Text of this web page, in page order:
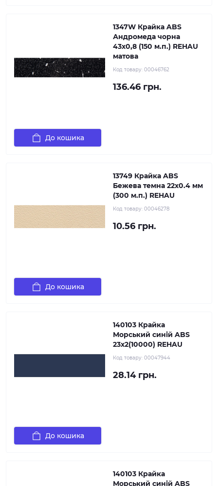
1347W Крайка ABS
Андромеда чорна
43х0,8 (150 м.п.) REHAU
матова
Код товару: 00046762
136.46 грн.
До кошика
13749 Крайка ABS
Бежева темна 22х0.4 мм
(300 м.п.) REHAU
Код товару: 00046278
10.56 грн.
До кошика
140103 Крайка
Морський синій ABS
23х2(10000) REHAU
Код товару: 00047944
28.14 грн.
До кошика
140103 Крайка
Морський синій ABS